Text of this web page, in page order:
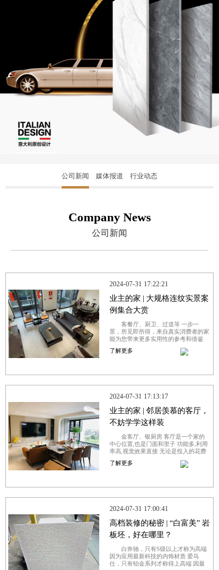
公司新闻 媒体报道 行业动态
Company News
公司新闻
2024-07-31 17:22:21
业主的家 | 大规格连纹实景案
例集合大赏
客餐厅、厨卫、过道等 一步一
景，所见即所得，来自真实消费者的家
能为您带来更多实用性的参考和借鉴
以光为引，引入自然之美，将窗外美景
尽收眼底。大面落地窗搭配大规格连
了解更多
2024-07-31 17:13:17
业主的家 | 邻居羡慕的客厅，
不妨学学这样装
金客厅、银厨房 客厅是一个家的
中心位置,也是门面和里子 功能多,利用
率高,视觉效果直接 无论是投入的花费
还是心思都是最多的 你梦想中的客厅
是什么样子的？或许是健康舒适的、
了解更多
2024-07-31 17:00:41
高档装修的秘密 | “白富美” 岩
板坯，好在哪里？
白奔驰，只有S级以上才称为高端
因为应用最新科技的内饰材质 爱马
仕，只有铂金系列才称得上高端 因最